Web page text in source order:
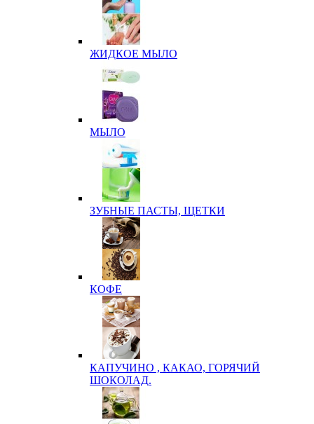
ЖИДКОЕ МЫЛО
МЫЛО
ЗУБНЫЕ ПАСТЫ, ЩЕТКИ
КОФЕ
КАПУЧИНО , КАКАО, ГОРЯЧИЙ
ШОКОЛАД.